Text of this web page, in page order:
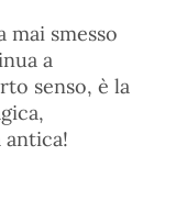
mai smesso
a
senso, è la
antica!